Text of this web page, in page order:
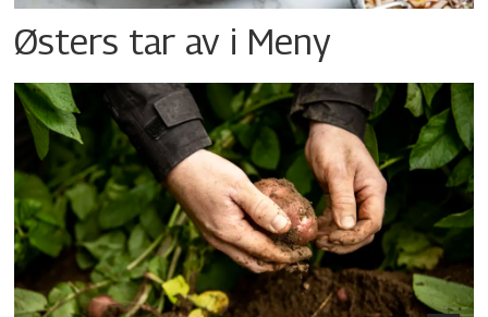
Østers tar av i Meny